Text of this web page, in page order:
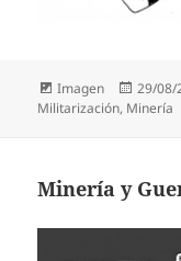
Formato
Imagen
el
29/08/
Militarización, Minería
Minería y